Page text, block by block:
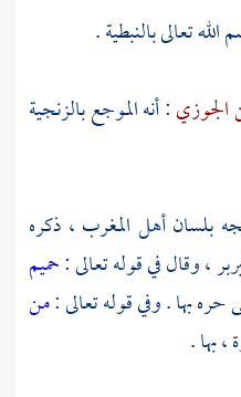
الله تعالى بالنبطية .
الجوزي: أنه الموجع بالزنجية
المغرب ، ذكره
، وقال في قوله تعالى :حميم
من